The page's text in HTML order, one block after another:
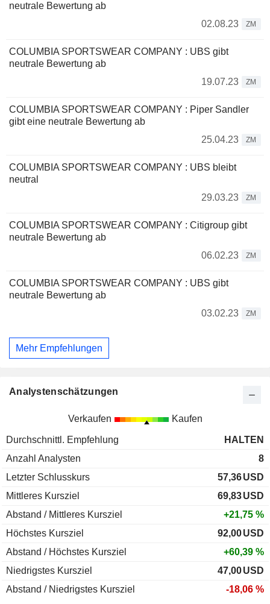
neutrale Bewertung ab
02.08.23
ZM
COLUMBIA SPORTSWEAR COMPANY : UBS gibt
neutrale Bewertung ab
19.07.23
ZM
COLUMBIA SPORTSWEAR COMPANY : Piper Sandler
gibt eine neutrale Bewertung ab
25.04.23
ZM
COLUMBIA SPORTSWEAR COMPANY : UBS bleibt
neutral
29.03.23
ZM
COLUMBIA SPORTSWEAR COMPANY : Citigroup gibt
neutrale Bewertung ab
06.02.23
ZM
COLUMBIA SPORTSWEAR COMPANY : UBS gibt
neutrale Bewertung ab
03.02.23
ZM
Mehr Empfehlungen
Analystenschätzungen
Verkaufen Kaufen
Durchschnittl. Empfehlung
HALTEN
Anzahl Analysten
8
Letzter Schlusskurs
57,36USD
Mittleres Kursziel
69,83USD
Abstand / Mittleres Kursziel
+21,75 %
Höchstes Kursziel
92,00USD
Abstand / Höchstes Kursziel
+60,39 %
Niedrigstes Kursziel
47,00USD
Abstand / Niedrigstes Kursziel
-18,06 %